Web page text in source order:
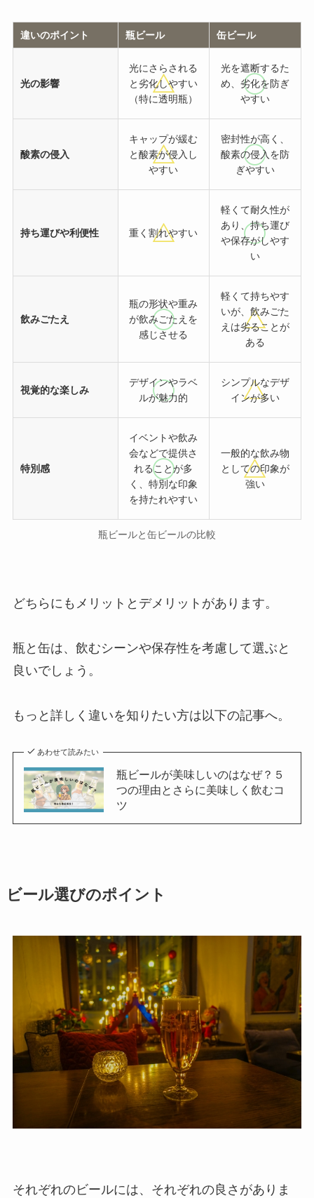
違いのポイント 瓶ビール 缶ビール
光の影響
光にさらされる
と劣化しやすい
（特に透明瓶）
光を遮断するた
め、劣化を防ぎ
やすい
酸素の侵入
キャップが緩む
と酸素が侵入し
やすい
密封性が高く、
酸素の侵入を防
ぎやすい
持ち運びや利便性 重く割れやすい
軽くて耐久性が
あり、持ち運び
や保存がしやす
い
飲みごたえ
瓶の形状や重み
が飲みごたえを
感じさせる
軽くて持ちやす
いが、飲みごた
えは劣ることが
ある
視覚的な楽しみ
デザインやラベ
ルが魅力的
シンプルなデザ
インが多い
特別感
イベントや飲み
会などで提供さ
れることが多
く、特別な印象
を持たれやすい
一般的な飲み物
としての印象が
強い
瓶ビールと缶ビールの比較
どちらにもメリットとデメリットがあります。
瓶と缶は、飲むシーンや保存性を考慮して選ぶと
良いでしょう。
もっと詳しく違いを知りたい方は以下の記事へ。
あわせて読みたい
瓶ビールが美味しいのはなぜ？５
つの理由とさらに美味しく飲むコ
ツ
ビール選びのポイント
それぞれのビールには、それぞれの良さがありま